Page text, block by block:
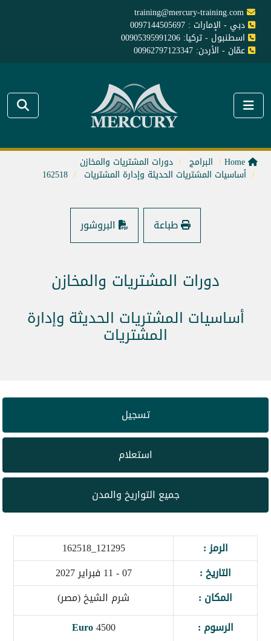
training@mercury-training.com
دبي - الإمارات : 0097144505697
اسطنبول - تركيا: 00905395991206
عمّان - الأردن: 00962797123347
البرامج دورات المشتريات والمخازن
أساسيات المشتريات الحديثة وإدارة المشتريات 162518
طباعة البروشور
دورات المشتريات والمخازن
أساسيات المشتريات الحديثة وإدارة
المشتريات
تسجيل
استعلام
جميع التواريخ والمدن
الرمز :
121295_162518
التاريخ :
07 - 11 فبراير 2027
المكان :
شرم الشيخ (مصر)
الرسوم :
4500
Euro